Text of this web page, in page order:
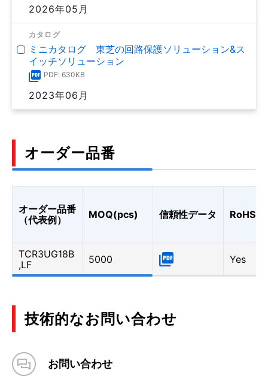
2026年05月
カタログ
ミニカタログ 東芝の回路保護ソリューション&ス
イッチソリューション
PDF: 630KB
2023年06月
オーダー品番
オーダー品番
（代表例）
MOQ(pcs) 信頼性データ RoHS
TCR3UG18B
,LF
5000 Yes
技術的なお問い合わせ
お問い合わせ